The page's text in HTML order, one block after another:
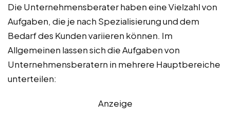
Die Unternehmensberater haben eine Vielzahl von
Aufgaben, die je nach Spezialisierung und dem
Bedarf des Kunden variieren können. Im
Allgemeinen lassen sich die Aufgaben von
Unternehmensberatern in mehrere Hauptbereiche
unterteilen:
Anzeige